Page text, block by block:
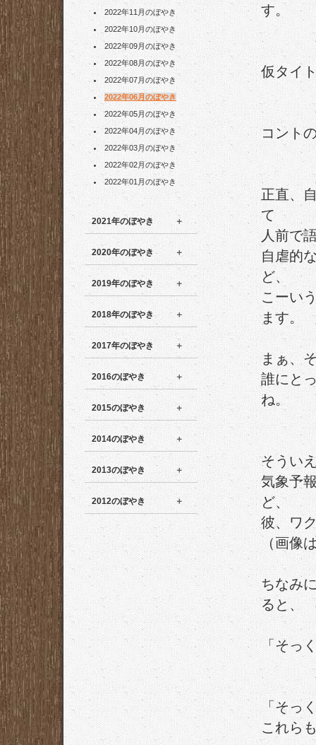
2022年11月のぼやき
2022年10月のぼやき
2022年09月のぼやき
2022年08月のぼやき
2022年07月のぼやき
2022年06月のぼやき
2022年05月のぼやき
2022年04月のぼやき
2022年03月のぼやき
2022年02月のぼやき
2022年01月のぼやき
2021年のぼやき
2020年のぼやき
2019年のぼやき
2018年のぼやき
2017年のぼやき
2016のぼやき
2015のぼやき
2014のぼやき
2013のぼやき
2012のぼやき
す。
仮タイ
コント
正直、
て
人前で
自虐的
ど、
こーい
ます。
まぁ、
誰にと
ね。
そうい
気象予
ど、
彼、ワ
（画像
ちなみ
ると、
「そっ
「そっ
これら